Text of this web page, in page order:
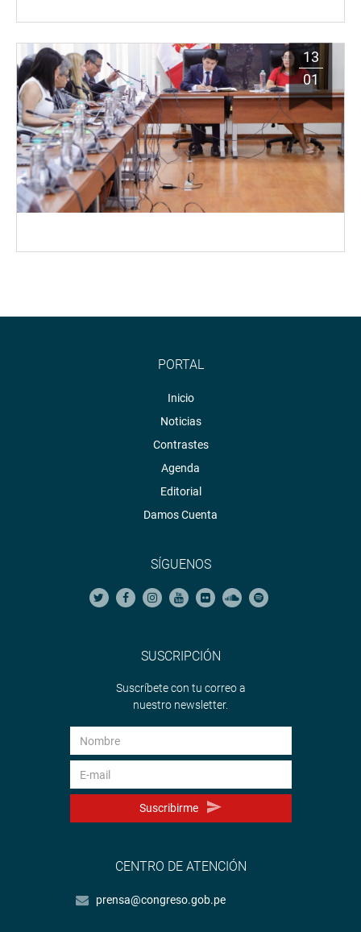
13
01
PORTAL
Inicio
Noticias
Contrastes
Agenda
Editorial
Damos Cuenta
SÍGUENOS
SUSCRIPCIÓN
Suscríbete con tu correo a
nuestro newsletter.
Suscribirme
CENTRO DE ATENCIÓN
prensa@congreso.gob.pe